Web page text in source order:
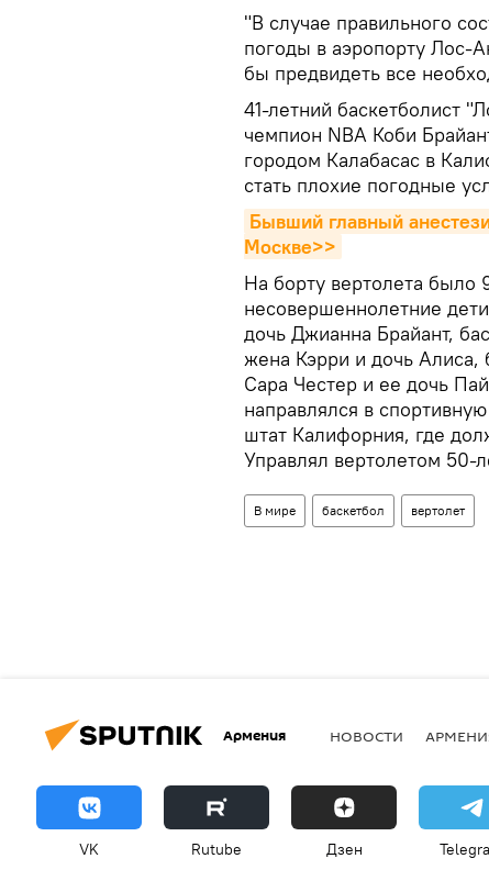
"В случае правильного
погоды в аэропорту Лос-
бы предвидеть все
41-летний баскетболист
чемпион NBA Коби
городом Калабасас в
стать плохие погодные
Бывший главный
Москве>>
На борту вертолета было
несовершеннолетние
дочь Джианна Брайант,
жена Кэрри и дочь Алиса,
Сара Честер и ее дочь
направлялся в
штат Калифорния, где
Управлял вертолетом 50-
В мире баскетбол вертолет
Армения НОВОСТИ
VK Rutube Дзен